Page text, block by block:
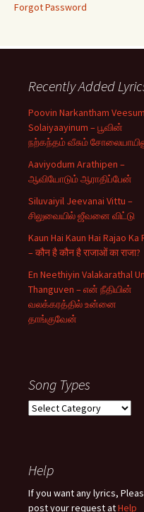
Forgot Password
Recently Added
Poovin Narkantham Veesum
Solaiyaayinum – பூவின்
நற்கந்தம் வீசும்
Aaviyodum Arathipen –
ஆவியோடும் ஆராதிப்பேன்
Siluvaiyil Jeevanai Vittu –
சிலுவையில் ஜீவனை விட்டு
Kaun Hai Kaun Hai Rajao Ka
– कौन है कौन है राजाओं का राजा?
En Neethiyin Valakarathal
Thanguven – என் நீதியின்
வலக்கரத்தில் உன்னை
தாங்குவேன்
Song Types
Song
Help
If you want any lyrics,
post your request atHelp